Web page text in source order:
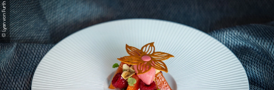
© Lyan von Furth